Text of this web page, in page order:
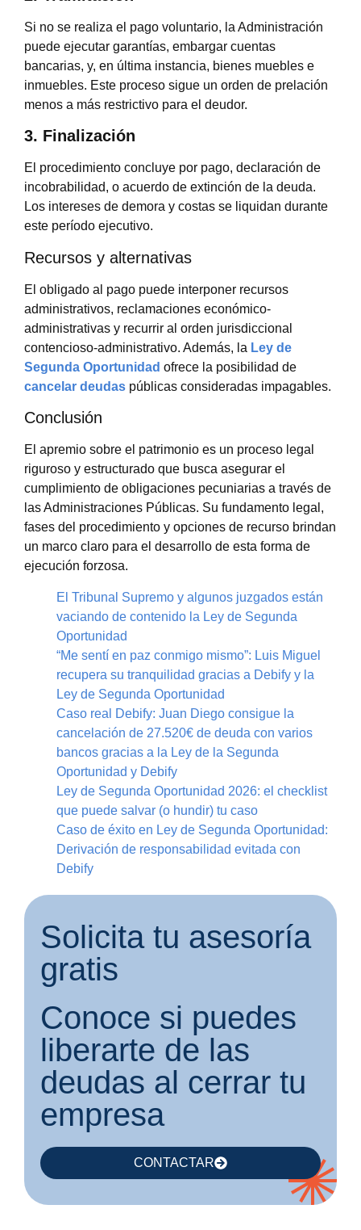
Si no se realiza el pago voluntario, la Administración
puede ejecutar garantías, embargar cuentas
bancarias, y, en última instancia, bienes muebles e
inmuebles. Este proceso sigue un orden de prelación
menos a más restrictivo para el deudor.
3. Finalización
El procedimiento concluye por pago, declaración de
incobrabilidad, o acuerdo de extinción de la deuda.
Los intereses de demora y costas se liquidan durante
este período ejecutivo.
Recursos y alternativas
El obligado al pago puede interponer recursos
administrativos, reclamaciones económico-
administrativas y recurrir al orden jurisdiccional
contencioso-administrativo. Además, la Ley de
Segunda Oportunidad ofrece la posibilidad de
cancelar deudas públicas consideradas impagables.
Conclusión
El apremio sobre el patrimonio es un proceso legal
riguroso y estructurado que busca asegurar el
cumplimiento de obligaciones pecuniarias a través de
las Administraciones Públicas. Su fundamento legal,
fases del procedimiento y opciones de recurso brindan
un marco claro para el desarrollo de esta forma de
ejecución forzosa.
El Tribunal Supremo y algunos juzgados están
vaciando de contenido la Ley de Segunda
Oportunidad
“Me sentí en paz conmigo mismo”: Luis Miguel
recupera su tranquilidad gracias a Debify y la
Ley de Segunda Oportunidad
Caso real Debify: Juan Diego consigue la
cancelación de 27.520€ de deuda con varios
bancos gracias a la Ley de la Segunda
Oportunidad y Debify
Ley de Segunda Oportunidad 2026: el checklist
que puede salvar (o hundir) tu caso
Caso de éxito en Ley de Segunda Oportunidad:
Derivación de responsabilidad evitada con
Debify
Solicita tu asesoría
gratis
Conoce si puedes
liberarte de las
deudas al cerrar tu
empresa
CONTACTAR